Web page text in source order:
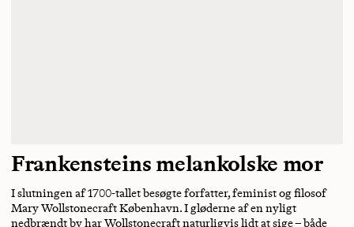
Frankensteins melankolske mor
I slutningen af 1700-tallet besøgte forfatter, feminist og filosof
Mary Wollstonecraft København. I gløderne af en nyligt
nedbrændt by har Wollstonecraft naturligvis lidt at sige – både